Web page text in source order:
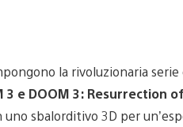
la rivoluzionaria
3 e DOOM 3: Resurrection
sbalorditivo 3D per